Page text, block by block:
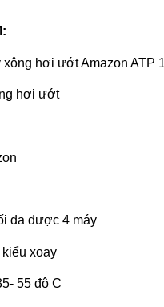
xông hơi ướt Amazon ATP
hơi ướt
đa được 4 máy
xoay
55 độ C